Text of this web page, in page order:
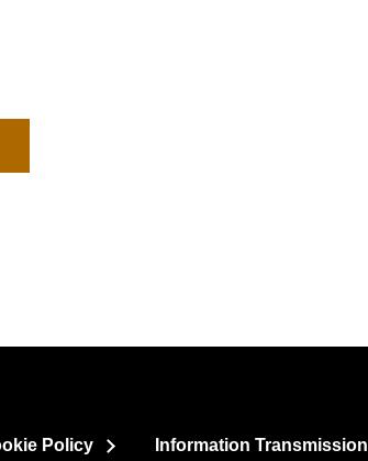
Policy Information Transmission